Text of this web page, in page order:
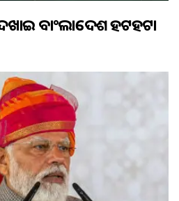
ବାଂଲାଦେଶ ହଟହଟା